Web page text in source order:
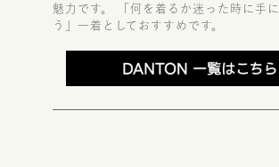
魅力です。 「何を着るか迷った時に手
う」一着としておすすめです。